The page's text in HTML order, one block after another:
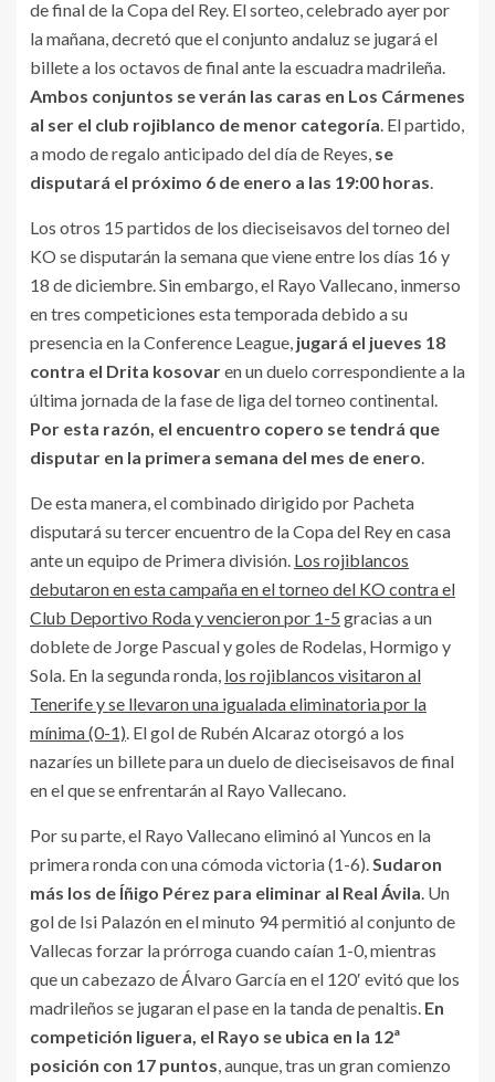
de final de la Copa del Rey. El sorteo, celebrado ayer por
la mañana, decretó que el conjunto andaluz se jugará el
billete a los octavos de final ante la escuadra madrileña.
Ambos conjuntos se verán las caras en Los Cármenes
al ser el club rojiblanco de menor categoría. El partido,
a modo de regalo anticipado del día de Reyes, se
disputará el próximo 6 de enero a las 19:00 horas.
Los otros 15 partidos de los dieciseisavos del torneo del
KO se disputarán la semana que viene entre los días 16 y
18 de diciembre. Sin embargo, el Rayo Vallecano, inmerso
en tres competiciones esta temporada debido a su
presencia en la Conference League, jugará el jueves 18
contra el Drita kosovaren un duelo correspondiente a la
última jornada de la fase de liga del torneo continental.
Por esta razón, el encuentro copero se tendrá que
disputar en la primera semana del mes de enero.
De esta manera, el combinado dirigido por Pacheta
disputará su tercer encuentro de la Copa del Rey en casa
ante un equipo de Primera división. Los rojiblancos
debutaron en esta campaña en el torneo del KO contra el
Club Deportivo Roda y vencieron por 1-5 gracias a un
doblete de Jorge Pascual y goles de Rodelas, Hormigo y
Sola. En la segunda ronda, los rojiblancos visitaron al
Tenerife y se llevaron una igualada eliminatoria por la
mínima (0-1). El gol de Rubén Alcaraz otorgó a los
nazaríes un billete para un duelo de dieciseisavos de final
en el que se enfrentarán al Rayo Vallecano.
Por su parte, el Rayo Vallecano eliminó al Yuncos en la
primera ronda con una cómoda victoria (1-6).Sudaron
más los de Íñigo Pérez para eliminar al Real Ávila. Un
gol de Isi Palazón en el minuto 94 permitió al conjunto de
Vallecas forzar la prórroga cuando caían 1-0, mientras
que un cabezazo de Álvaro García en el 120′ evitó que los
madrileños se jugaran el pase en la tanda de penaltis. En
competición liguera, el Rayo se ubica en la 12ª
posición con 17 puntos, aunque, tras un gran comienzo